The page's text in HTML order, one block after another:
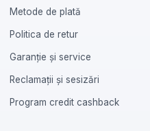
Metode de plată
Politica de retur
Garanție și service
Reclamații și sesizări
Program credit cashback